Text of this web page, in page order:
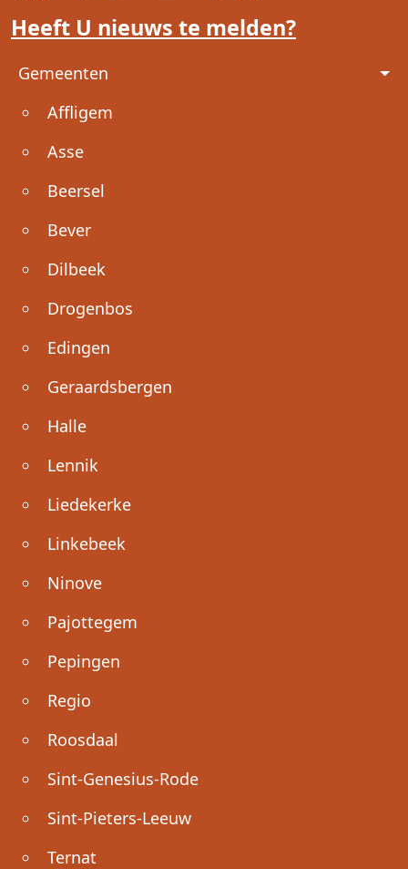
Heeft U nieuws te melden?
Voet
Gemeenten
Affligem
Asse
Beersel
Bever
Dilbeek
Drogenbos
Edingen
Geraardsbergen
Halle
Lennik
Liedekerke
Linkebeek
Ninove
Pajottegem
Pepingen
Regio
Roosdaal
Sint-Genesius-Rode
Sint-Pieters-Leeuw
Ternat